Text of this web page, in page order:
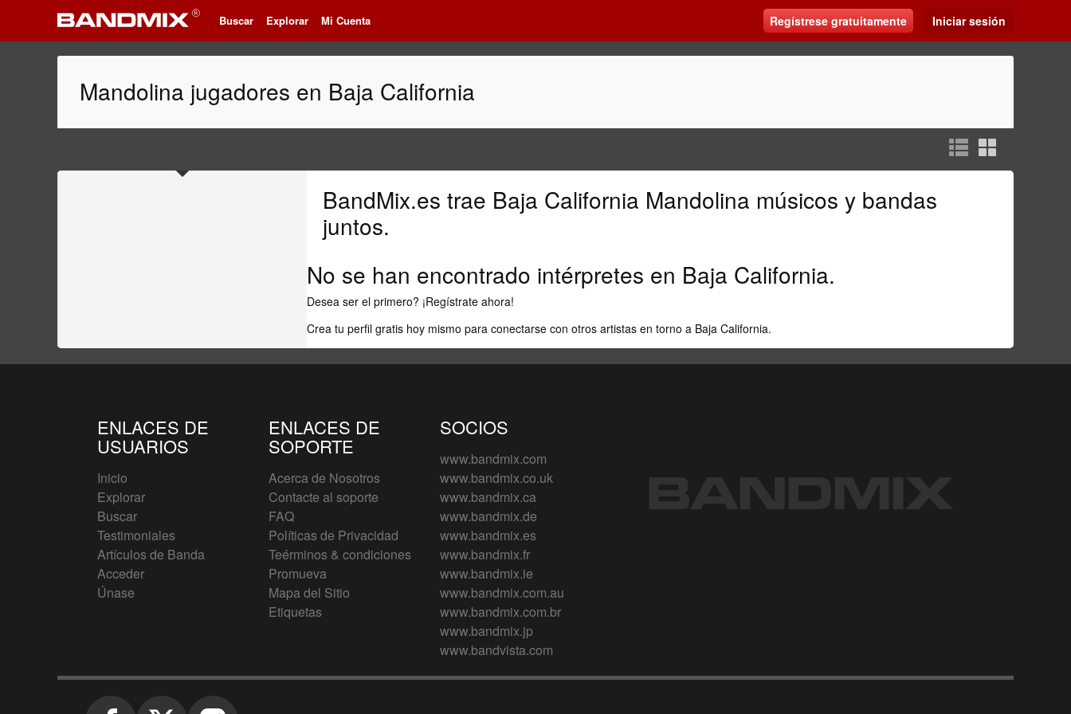
Buscar Explorar Mi Cuenta Regístrese gratuitamente Iniciar sesión
Mandolina jugadores en Baja California
BandMix.es trae Baja California Mandolina músicos y bandas
juntos.
No se han encontrado intérpretes en Baja California.
Desea ser el primero? ¡Regístrate ahora!
Crea tu perfil gratis hoy mismo para conectarse con otros artistas en torno a Baja California.
ENLACES DE
USUARIOS
Inicio
Explorar
Buscar
Testimoniales
Artículos de Banda
Acceder
Únase
ENLACES DE
SOPORTE
Acerca de Nosotros
Contacte al soporte
FAQ
Políticas de Privacidad
Teérminos & condiciones
Promueva
Mapa del Sitio
Etiquetas
SOCIOS
www.bandmix.com
www.bandmix.co.uk
www.bandmix.ca
www.bandmix.de
www.bandmix.es
www.bandmix.fr
www.bandmix.ie
www.bandmix.com.au
www.bandmix.com.br
www.bandmix.jp
www.bandvista.com